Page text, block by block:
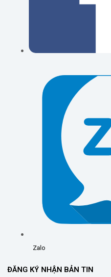
Zalo
ĐĂNG KÝ NHẬN BẢN TIN